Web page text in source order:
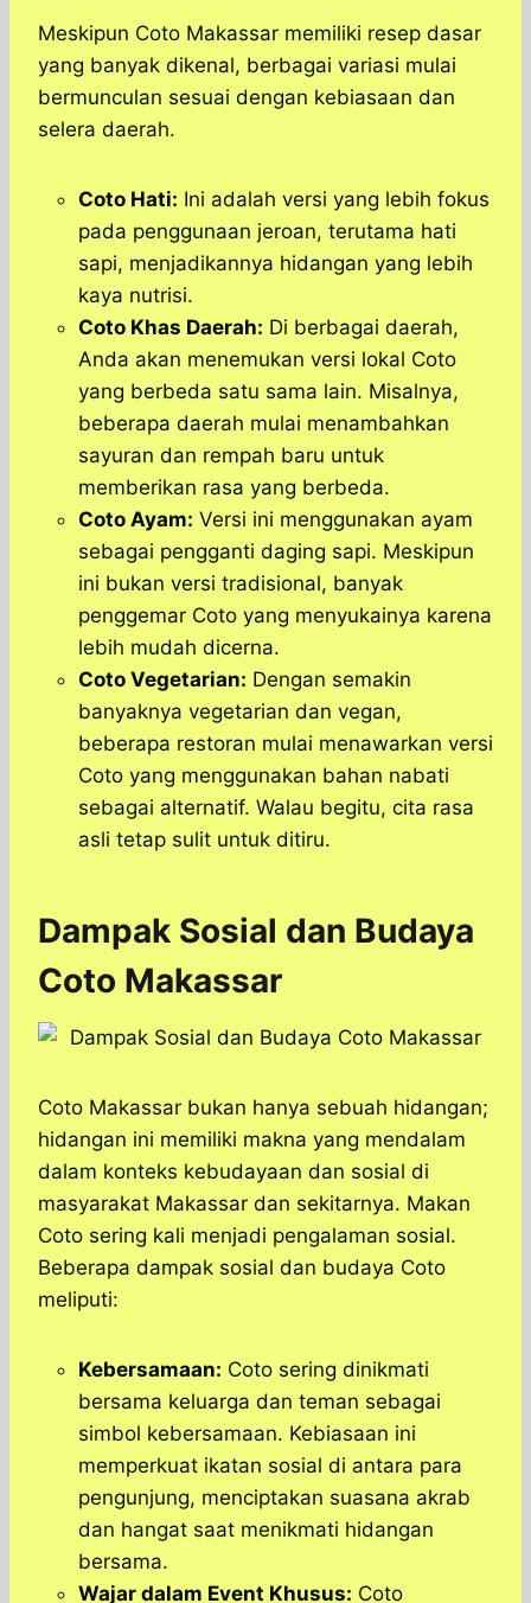
Meskipun Coto Makassar memiliki resep dasar
yang banyak dikenal, berbagai variasi mulai
bermunculan sesuai dengan kebiasaan dan
selera daerah.
Coto Hati: Ini adalah versi yang lebih fokus
pada penggunaan jeroan, terutama hati
sapi, menjadikannya hidangan yang lebih
kaya nutrisi.
Coto Khas Daerah: Di berbagai daerah,
Anda akan menemukan versi lokal Coto
yang berbeda satu sama lain. Misalnya,
beberapa daerah mulai menambahkan
sayuran dan rempah baru untuk
memberikan rasa yang berbeda.
Coto Ayam: Versi ini menggunakan ayam
sebagai pengganti daging sapi. Meskipun
ini bukan versi tradisional, banyak
penggemar Coto yang menyukainya karena
lebih mudah dicerna.
Coto Vegetarian: Dengan semakin
banyaknya vegetarian dan vegan,
beberapa restoran mulai menawarkan versi
Coto yang menggunakan bahan nabati
sebagai alternatif. Walau begitu, cita rasa
asli tetap sulit untuk ditiru.
Dampak Sosial dan Budaya
Coto Makassar
Coto Makassar bukan hanya sebuah hidangan;
hidangan ini memiliki makna yang mendalam
dalam konteks kebudayaan dan sosial di
masyarakat Makassar dan sekitarnya. Makan
Coto sering kali menjadi pengalaman sosial.
Beberapa dampak sosial dan budaya Coto
meliputi:
Kebersamaan: Coto sering dinikmati
bersama keluarga dan teman sebagai
simbol kebersamaan. Kebiasaan ini
memperkuat ikatan sosial di antara para
pengunjung, menciptakan suasana akrab
dan hangat saat menikmati hidangan
bersama.
Wajar dalam Event Khusus: Coto